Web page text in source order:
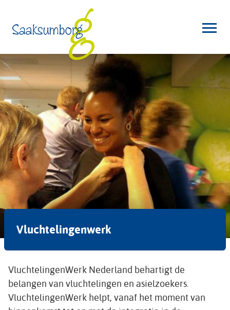
Vluchtelingenwerk
VluchtelingenWerk Nederland behartigt de
belangen van vluchtelingen en asielzoekers.
VluchtelingenWerk helpt, vanaf het moment van